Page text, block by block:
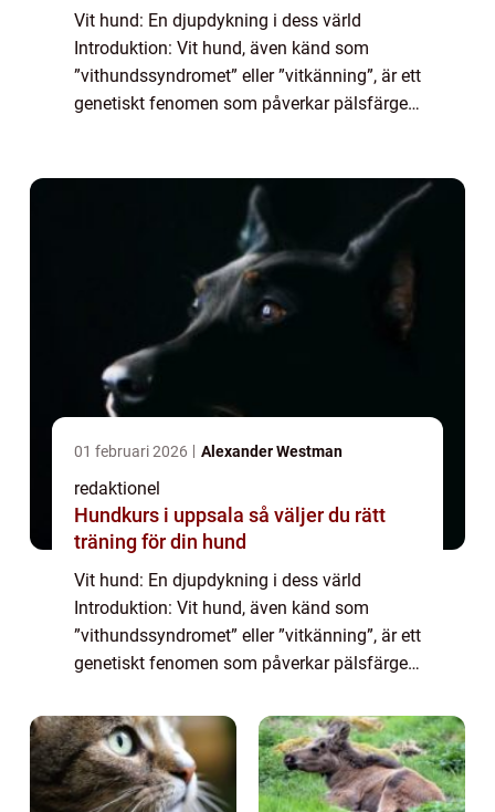
Vit hund: En djupdykning i dess värld
Introduktion: Vit hund, även känd som
”vithundssyndromet” eller ”vitkänning”, är ett
genetiskt fenomen som påverkar pälsfärgen
01 februari 2026 Alexander Westman
redaktionel
Hundkurs i uppsala så väljer du rätt
träning för din hund
Vit hund: En djupdykning i dess värld
Introduktion: Vit hund, även känd som
”vithundssyndromet” eller ”vitkänning”, är ett
genetiskt fenomen som påverkar pälsfärgen
kommer vi att ge en o...